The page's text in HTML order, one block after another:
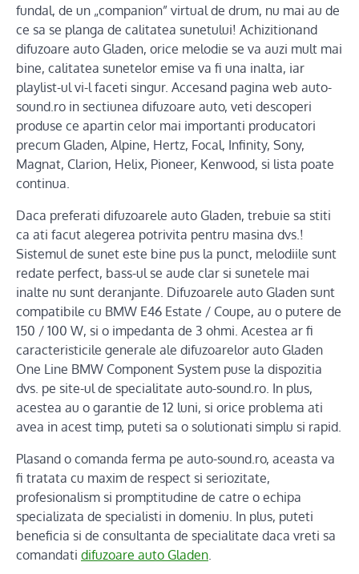
fundal, de un „companion” virtual de drum, nu mai au de
ce sa se planga de calitatea sunetului! Achizitionand
difuzoare auto Gladen, orice melodie se va auzi mult mai
bine, calitatea sunetelor emise va fi una inalta, iar
playlist-ul vi-l faceti singur. Accesand pagina web auto-
sound.ro in sectiunea difuzoare auto, veti descoperi
produse ce apartin celor mai importanti producatori
precum Gladen, Alpine, Hertz, Focal, Infinity, Sony,
Magnat, Clarion, Helix, Pioneer, Kenwood, si lista poate
continua.
Daca preferati difuzoarele auto Gladen, trebuie sa stiti
ca ati facut alegerea potrivita pentru masina dvs.!
Sistemul de sunet este bine pus la punct, melodiile sunt
redate perfect, bass-ul se aude clar si sunetele mai
inalte nu sunt deranjante. Difuzoarele auto Gladen sunt
compatibile cu BMW E46 Estate / Coupe, au o putere de
150 / 100 W, si o impedanta de 3 ohmi. Acestea ar fi
caracteristicile generale ale difuzoarelor auto Gladen
One Line BMW Component System puse la dispozitia
dvs. pe site-ul de specialitate auto-sound.ro. In plus,
acestea au o garantie de 12 luni, si orice problema ati
avea in acest timp, puteti sa o solutionati simplu si rapid.
Plasand o comanda ferma pe auto-sound.ro, aceasta va
fi tratata cu maxim de respect si seriozitate,
profesionalism si promptitudine de catre o echipa
specializata de specialisti in domeniu. In plus, puteti
beneficia si de consultanta de specialitate daca vreti sa
comandati difuzoare auto Gladen.